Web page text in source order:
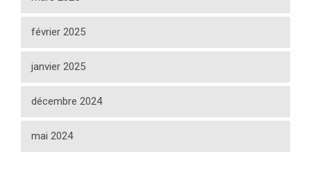
février 2025
janvier 2025
décembre 2024
mai 2024